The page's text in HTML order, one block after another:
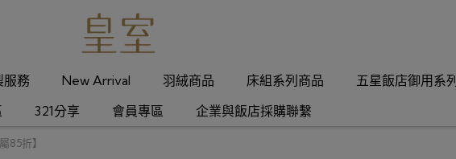
服務 New Arrival 羽絨商品 床組系列商品 五星飯店御用系列
321分享 會員專區 企業與飯店採購聯繫
85折】